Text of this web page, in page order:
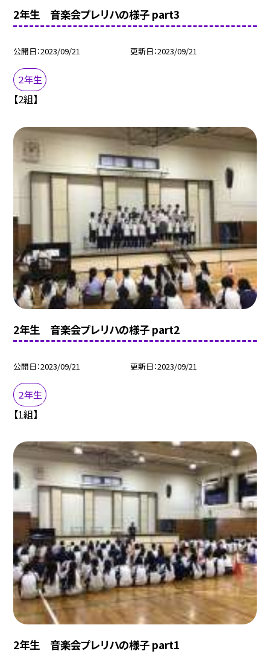
2年生 音楽会プレリハの様子 part3
公開日 2023/09/21 更新日 2023/09/21
２年生
【2組】
2年生 音楽会プレリハの様子 part2
公開日 2023/09/21 更新日 2023/09/21
２年生
【1組】
2年生 音楽会プレリハの様子 part1